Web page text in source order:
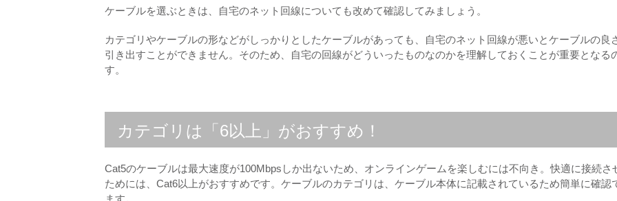
ケーブルを選ぶときは、自宅のネット回線についても改めて確認してみましょう。
カテゴリやケーブルの形などがしっかりとしたケーブルがあっても、自宅のネット回線が悪いとケーブルの良
引き出すことができません。そのため、自宅の回線がどういったものなのかを理解しておくことが重要となる
す。
カテゴリは「6以上」がおすすめ！
Cat5のケーブルは最大速度が100Mbpsしか出ないため、オンラインゲームを楽しむには不向き。快適に接続さ
ためには、Cat6以上がおすすめです。ケーブルのカテゴリは、ケーブル本体に記載されているため簡単に確認
ます。